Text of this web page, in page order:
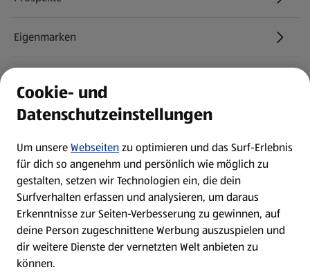
Eigenmarken
Newsletter
WhatsApp
Über ALDI SÜD
Filialen
Cookie- und
Datenschutzeinstellungen
Um unsereWebseitenzu optimieren und das Surf-Erlebnis
für dich so angenehm und persönlich wie möglich zu
gestalten, setzen wir Technologien ein, die dein
Surfverhalten erfassen und analysieren, um daraus
Erkenntnisse zur Seiten-Verbesserung zu gewinnen, auf
deine Person zugeschnittene Werbung auszuspielen und
dir weitere Dienste der vernetzten Welt anbieten zu
können.